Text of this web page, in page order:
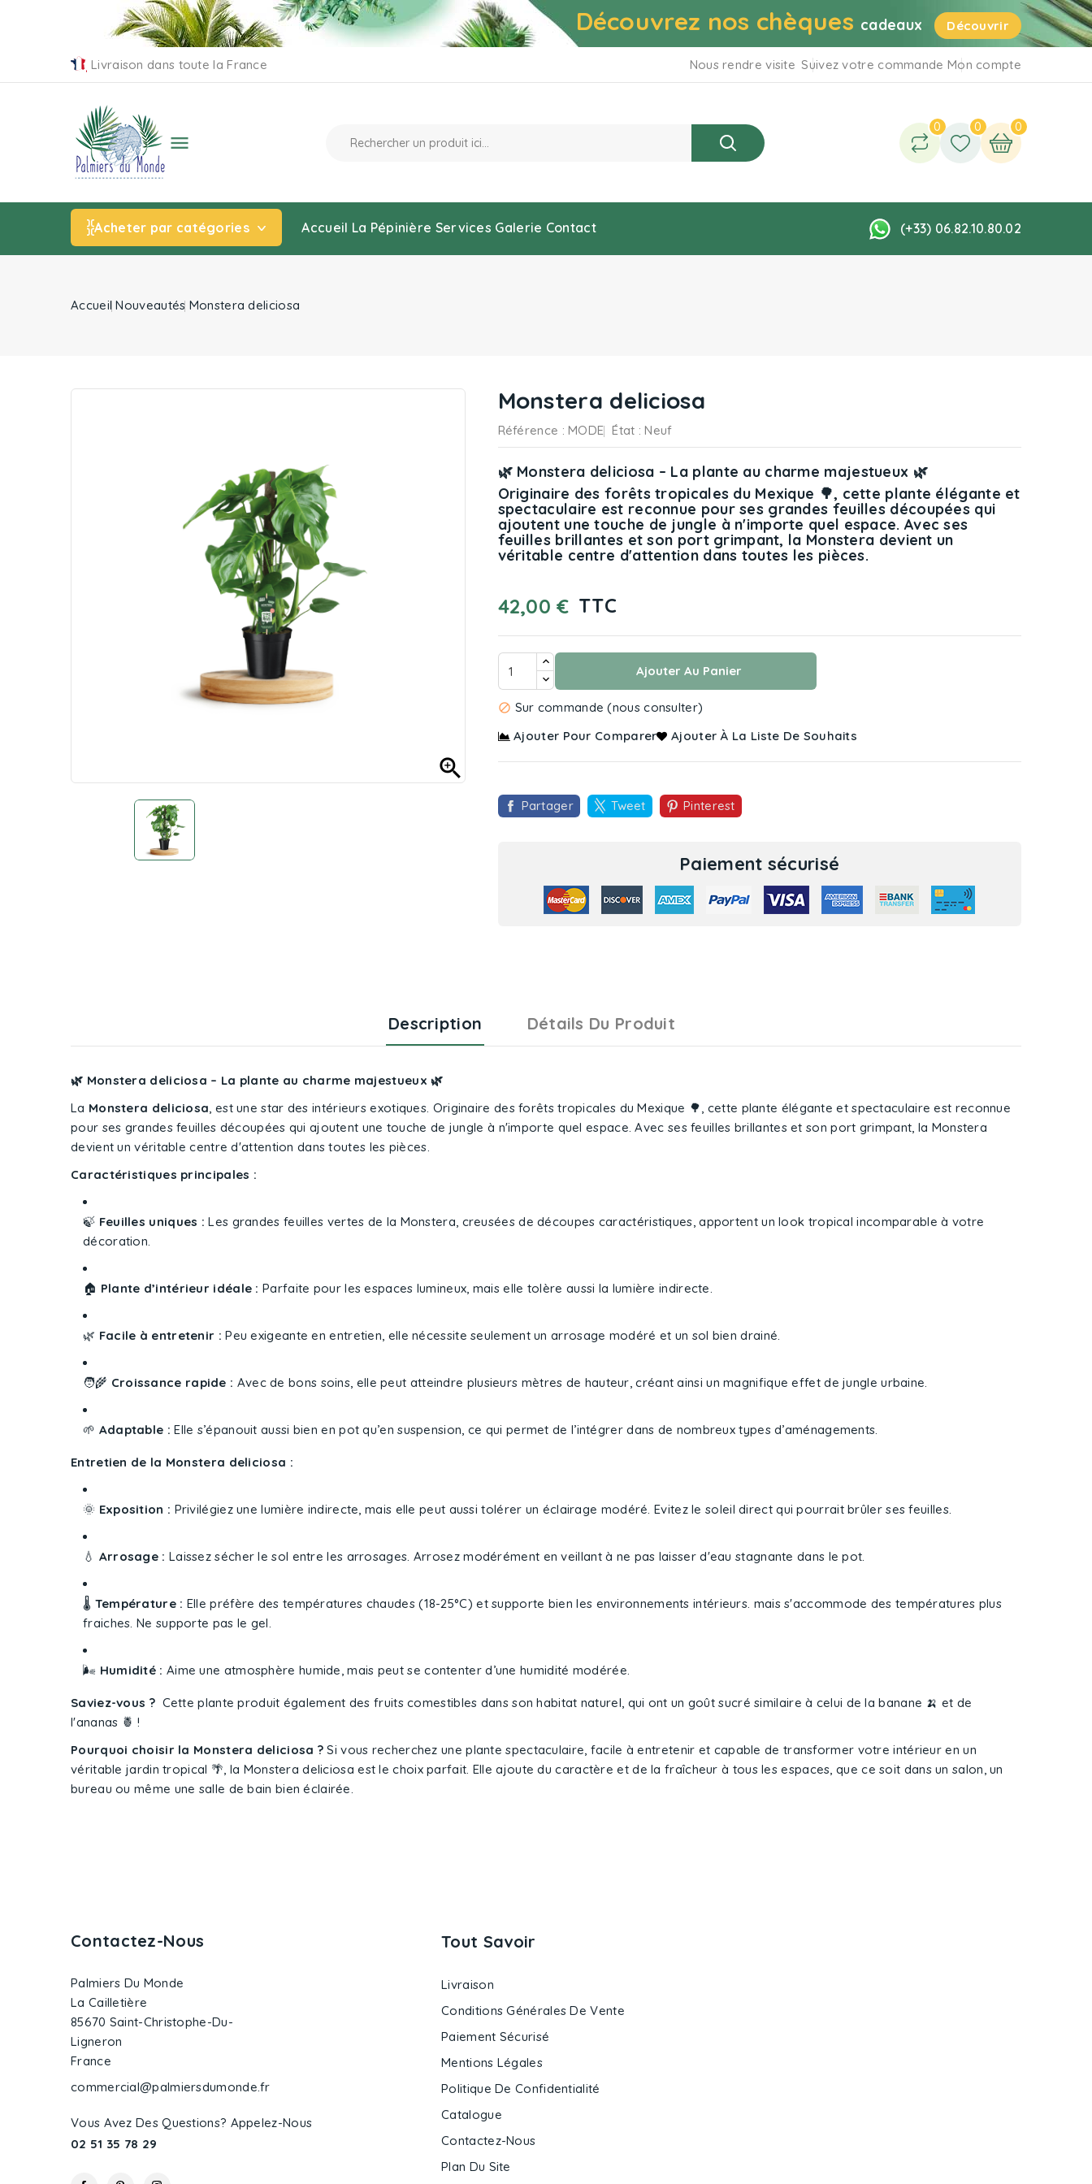
Découvrez nos chèques cadeaux Découvrir
Livraison dans toute la France Nous rendre visite Suivez votre commande Mon compte

0 0 0
Acheter par catégories Accueil La Pépinière Services Galerie Contact (+33) 06.82.10.80.02
Accueil Nouveautés Monstera deliciosa

Monstera deliciosa
Référence : MODE État : Neuf
🌿 Monstera deliciosa – La plante au charme majestueux 🌿
Originaire des forêts tropicales du Mexique 🌳, cette plante élégante et
spectaculaire est reconnue pour ses grandes feuilles découpées qui
ajoutent une touche de jungle à n'importe quel espace. Avec ses
feuilles brillantes et son port grimpant, la Monstera devient un
véritable centre d'attention dans toutes les pièces.
42,00 € TTC
Ajouter Au Panier
 Sur commande (nous consulter)
Ajouter Pour Comparer
Ajouter À La Liste De Souhaits
Partager Tweet Pinterest
Paiement sécurisé
Description Détails Du Produit
🌿 Monstera deliciosa – La plante au charme majestueux 🌿
La Monstera deliciosa, est une star des intérieurs exotiques. Originaire des forêts tropicales du Mexique 🌳, cette plante élégante et spectaculaire est reconnue
pour ses grandes feuilles découpées qui ajoutent une touche de jungle à n'importe quel espace. Avec ses feuilles brillantes et son port grimpant, la Monstera
devient un véritable centre d'attention dans toutes les pièces.
Caractéristiques principales :
🍃 Feuilles uniques : Les grandes feuilles vertes de la Monstera, creusées de découpes caractéristiques, apportent un look tropical incomparable à votre
décoration.
🏠 Plante d’intérieur idéale : Parfaite pour les espaces lumineux, mais elle tolère aussi la lumière indirecte.
🌿 Facile à entretenir : Peu exigeante en entretien, elle nécessite seulement un arrosage modéré et un sol bien drainé.
🧑‍🌾 Croissance rapide : Avec de bons soins, elle peut atteindre plusieurs mètres de hauteur, créant ainsi un magnifique effet de jungle urbaine.
🌱 Adaptable : Elle s’épanouit aussi bien en pot qu’en suspension, ce qui permet de l’intégrer dans de nombreux types d’aménagements.
Entretien de la Monstera deliciosa :
🌞 Exposition : Privilégiez une lumière indirecte, mais elle peut aussi tolérer un éclairage modéré. Evitez le soleil direct qui pourrait brûler ses feuilles.
💧 Arrosage : Laissez sécher le sol entre les arrosages. Arrosez modérément en veillant à ne pas laisser d'eau stagnante dans le pot.
🌡️ Température : Elle préfère des températures chaudes (18-25°C) et supporte bien les environnements intérieurs. mais s'accommode des températures plus
fraiches. Ne supporte pas le gel.
🌬️ Humidité : Aime une atmosphère humide, mais peut se contenter d’une humidité modérée.
Saviez-vous ?Cette plante produit également des fruits comestibles dans son habitat naturel, qui ont un goût sucré similaire à celui de la banane 🍌 et de
l'ananas 🍍 !
Pourquoi choisir la Monstera deliciosa ? Si vous recherchez une plante spectaculaire, facile à entretenir et capable de transformer votre intérieur en un
véritable jardin tropical 🌴, la Monstera deliciosa est le choix parfait. Elle ajoute du caractère et de la fraîcheur à tous les espaces, que ce soit dans un salon, un
bureau ou même une salle de bain bien éclairée.
Contactez-Nous
Palmiers Du Monde
La Cailletière
85670 Saint-Christophe-Du-
Ligneron
France
commercial@palmiersdumonde.fr
Vous Avez Des Questions? Appelez-Nous
02 51 35 78 29
Tout Savoir
Livraison
Conditions Générales De Vente
Paiement Sécurisé
Mentions Légales
Politique De Confidentialité
Catalogue
Contactez-Nous
Plan Du Site